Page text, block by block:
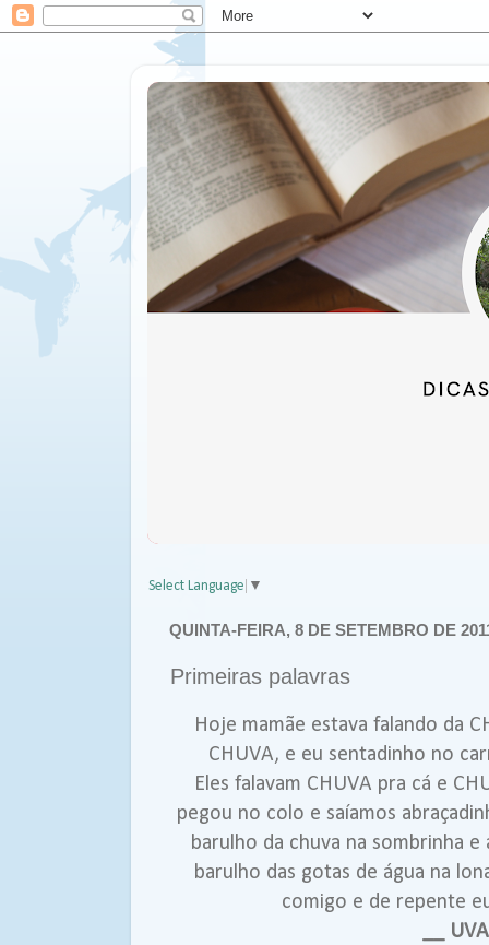
Select Language ▼
QUINTA-FEIRA, 8 DE SETEMBRO DE
Primeiras palavras
Hoje mamãe estava falando da
CHUVA, e eu sentadinho no
Eles falavam CHUVA pra cá e
pegou no colo e saíamos
barulho da chuva na sombrinha
barulho das gotas de água na
comigo e de repente
__